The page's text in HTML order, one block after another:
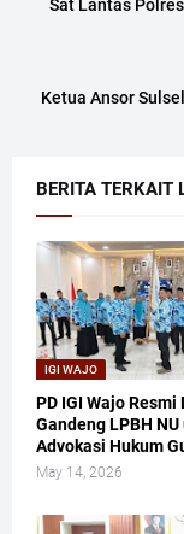
Sat Lantas
Ketua Ansor
BERITA TERKAIT
IGI WAJO
PD IGI Wajo Resmi
Gandeng LPBH
Advokasi Hukum
May 14, 2026